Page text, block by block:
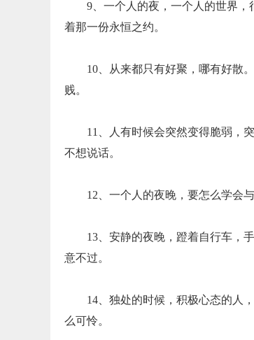
9、一个人的夜，一个人的世界
着那一份永恒之约。
10、从来都只有好聚，哪有好散
贱。
11、人有时候会突然变得脆弱，
不想说话。
12、一个人的夜晚，要怎么学会
13、安静的夜晚，蹬着自行车，
意不过。
14、独处的时候，积极心态的人
么可怜。